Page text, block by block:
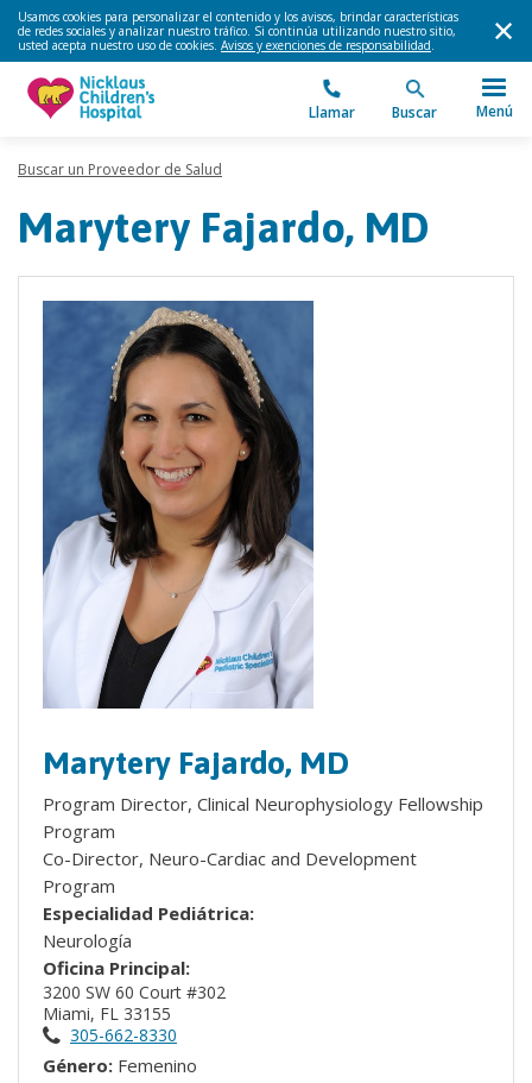
Usamos cookies para personalizar el contenido y los avisos, brindar características
de redes sociales y analizar nuestro tráfico. Si continúa utilizando nuestro sitio,
usted acepta nuestro uso de cookies. Avisos y exenciones de responsabilidad.
Llamar Buscar Menú
Buscar un Proveedor de Salud
Marytery Fajardo, MD
Marytery Fajardo, MD
Program Director, Clinical Neurophysiology Fellowship
Program
Co-Director, Neuro-Cardiac and Development
Program
Especialidad Pediátrica:
Neurología
Oficina Principal:
3200 SW 60 Court #302
Miami, FL 33155
305-662-8330
Género: Femenino